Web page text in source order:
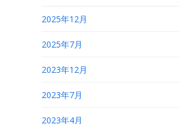
2025年12月
2025年7月
2023年12月
2023年7月
2023年4月